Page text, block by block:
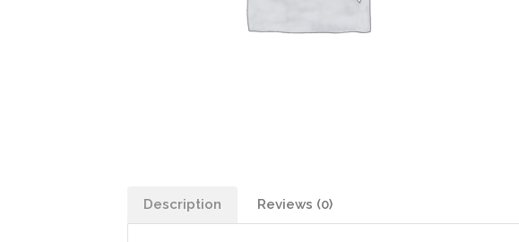
Description Reviews (0)